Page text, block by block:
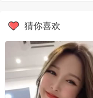
猜你喜欢